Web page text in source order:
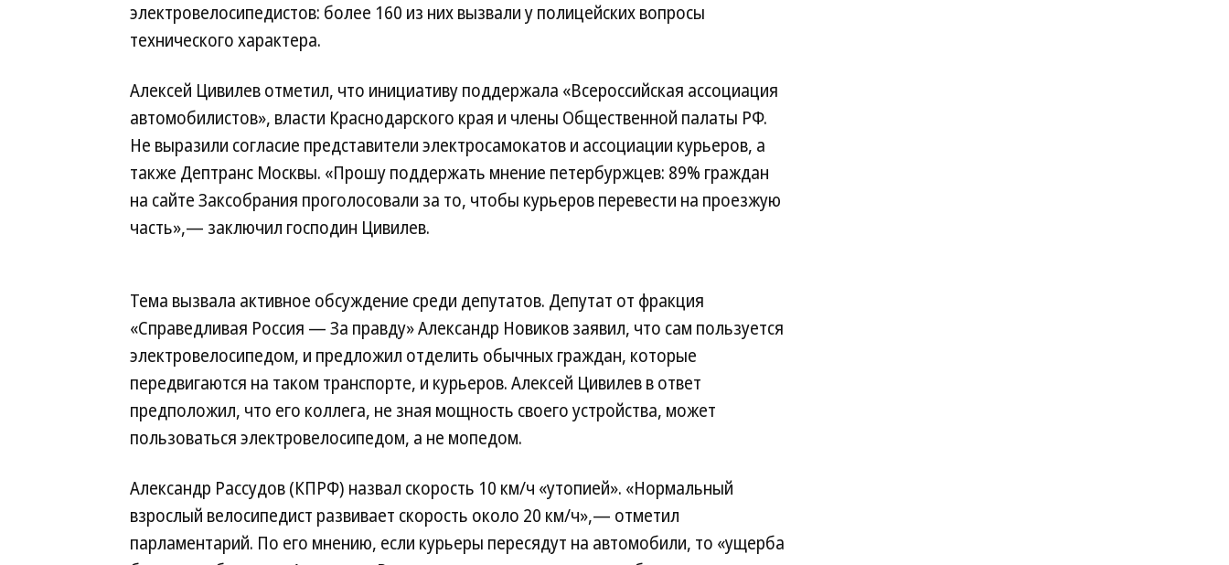
электровелосипедистов: более 160 из них вызвали у полицейских вопросы
технического характера.
Алексей Цивилев отметил, что инициативу поддержала «Всероссийская ассоциация
автомобилистов», власти Краснодарского края и члены Общественной палаты РФ.
Не выразили согласие представители электросамокатов и ассоциации курьеров, а
также Дептранс Москвы. «Прошу поддержать мнение петербуржцев: 89% граждан
на сайте Заксобрания проголосовали за то, чтобы курьеров перевести на проезжую
часть»,— заключил господин Цивилев.
Тема вызвала активное обсуждение среди депутатов. Депутат от фракция
«Справедливая Россия — За правду» Александр Новиков заявил, что сам пользуется
электровелосипедом, и предложил отделить обычных граждан, которые
передвигаются на таком транспорте, и курьеров. Алексей Цивилев в ответ
предположил, что его коллега, не зная мощность своего устройства, может
пользоваться электровелосипедом, а не мопедом.
Александр Рассудов (КПРФ) назвал скорость 10 км/ч «утопией». «Нормальный
взрослый велосипедист развивает скорость около 20 км/ч»,— отметил
парламентарий. По его мнению, если курьеры пересядут на автомобили, то «ущерба